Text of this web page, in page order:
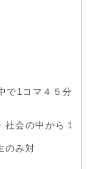
1コマ４５分
社会の中から１
み対